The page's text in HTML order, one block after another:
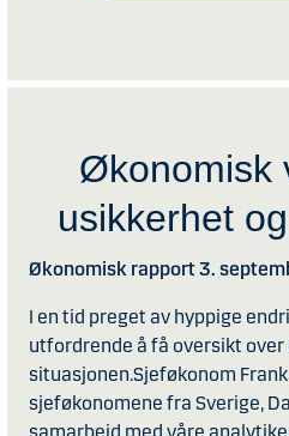
Økonomisk
usikkerhet
Økonomisk rapport 3.
I en tid preget av hyppige
utfordrende å få oversikt over
situasjonen.Sjeføkonom
sjeføkonomene fra Sverige,
samarbeid med våre